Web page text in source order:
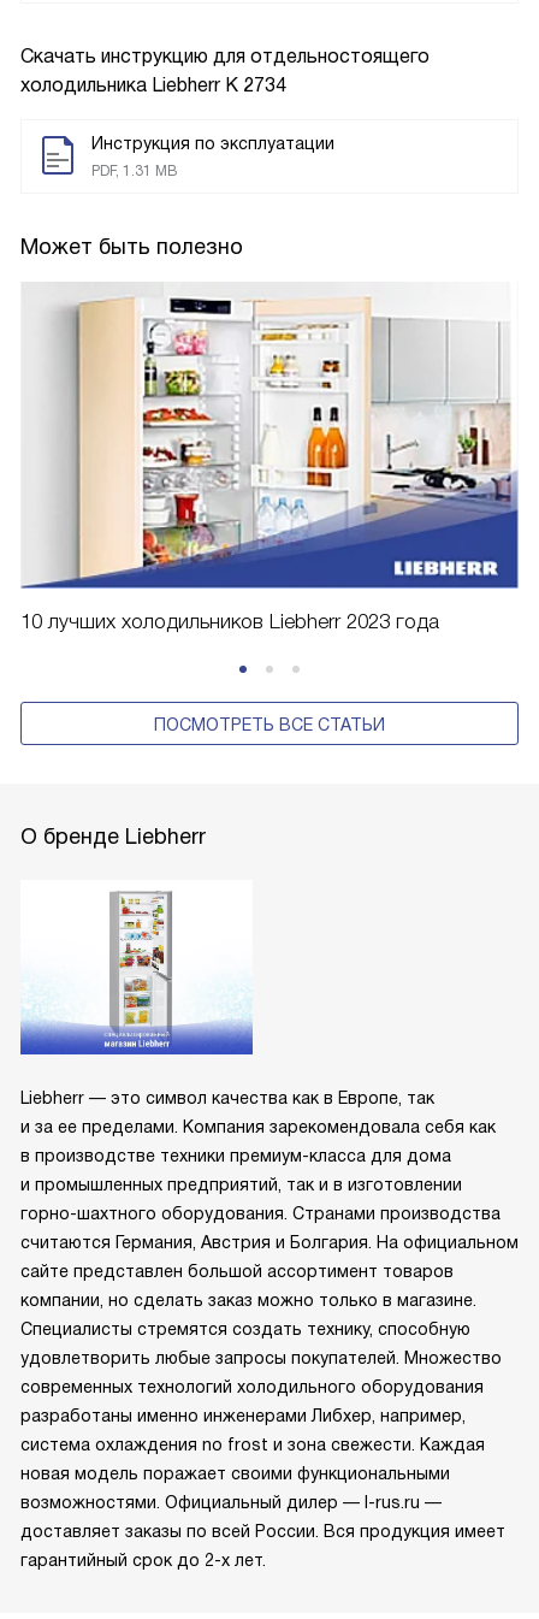
Скачать инструкцию для отдельностоящего
холодильника Liebherr K 2734
Инструкция по эксплуатации
PDF, 1.31 MB
Может быть полезно
10 лучших холодильников Liebherr 2023 года
ПОСМОТРЕТЬ ВСЕ СТАТЬИ
О бренде Liebherr
Liebherr — это символ качества как в Европе, так
и за ее пределами. Компания зарекомендовала себя как
в производстве техники премиум-класса для дома
и промышленных предприятий, так и в изготовлении
горно-шахтного оборудования. Странами производства
считаются Германия, Австрия и Болгария. На официальном
сайте представлен большой ассортимент товаров
компании, но сделать заказ можно только в магазине.
Специалисты стремятся создать технику, способную
удовлетворить любые запросы покупателей. Множество
современных технологий холодильного оборудования
разработаны именно инженерами Либхер, например,
система охлаждения no frost и зона свежести. Каждая
новая модель поражает своими функциональными
возможностями. Официальный дилер — l-rus.ru —
доставляет заказы по всей России. Вся продукция имеет
гарантийный срок до 2-х лет.